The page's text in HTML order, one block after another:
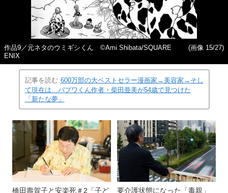
作品9／元ネタのウミギシくん ©Ami Shibata/SQUARE
ENIX
(画像 15/27)
記事を読む 600万部の大ベストセラー漫画家→美容家→そし
て現在は…パプワくん作者・柴田亜美が54歳で見つけた
「新たな夢」
橋田壽賀子と安楽死＃2「子ど
要介護状態になった「毒親」